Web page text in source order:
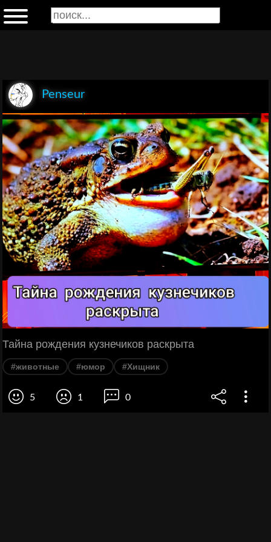
Penseur
Тайна рождения кузнечиков раскрыта
#животные #юмор #Хищник
5 1 0